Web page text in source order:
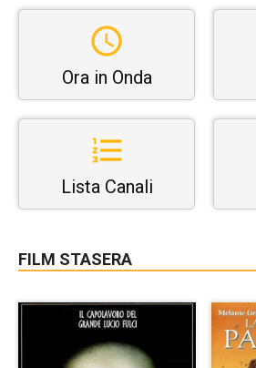
Ora in Onda
Lista Canali
FILM STASERA